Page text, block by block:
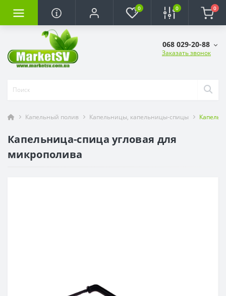
0 0 0
068 029-20-88
Заказать звонок
Капельный полив Капельницы, капельницы-спицы
Капельница-спица угловая для
микрополива